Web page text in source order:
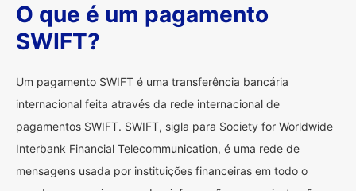
O que é um pagamento
SWIFT?
Um pagamento SWIFT é uma transferência bancária
internacional feita através da rede internacional de
pagamentos SWIFT. SWIFT, sigla para Society for Worldwide
Interbank Financial Telecommunication, é uma rede de
mensagens usada por instituições financeiras em todo o